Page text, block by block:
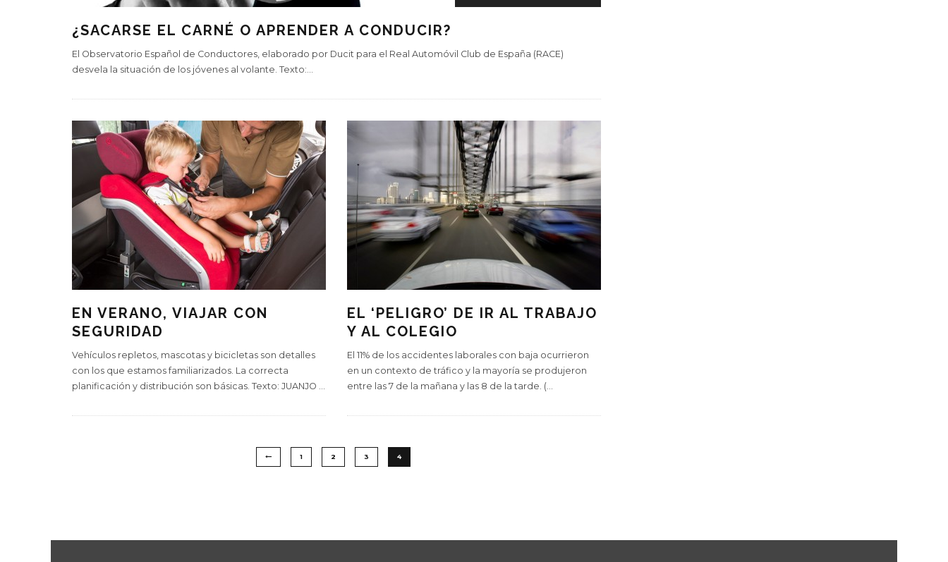
¿SACARSE EL CARNÉ O APRENDER A CONDUCIR?
El Observatorio Español de Conductores, elaborado por Ducit para el Real Automóvil Club de España (RACE)
desvela la situación de los jóvenes al volante. Texto:...
EN VERANO, VIAJAR CON
SEGURIDAD
Vehículos repletos, mascotas y bicicletas son detalles
con los que estamos familiarizados. La correcta
planificación y distribución son básicas. Texto: JUANJO ...
EL ‘PELIGRO’ DE IR AL TRABAJO
Y AL COLEGIO
El 11% de los accidentes laborales con baja ocurrieron
en un contexto de tráfico y la mayoría se produjeron
entre las 7 de la mañana y las 8 de la tarde. (...
1 2 3 4